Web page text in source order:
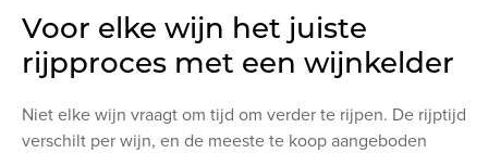
Voor elke wijn het juiste
rijpproces met een wijnkelder
Niet elke wijn vraagt om tijd om verder te rijpen. De rijptijd
verschilt per wijn, en de meeste te koop aangeboden